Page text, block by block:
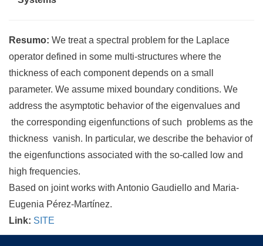
Resumo: We treat a spectral problem for the Laplace
operator defined in some multi-structures where the
thickness of each component depends on a small
parameter. We assume mixed boundary conditions. We
address the asymptotic behavior of the eigenvalues and
the corresponding eigenfunctions of such problems as the
thickness vanish. In particular, we describe the behavior of
the eigenfunctions associated with the so-called low and
high frequencies.
Based on joint works with Antonio Gaudiello and Maria-
Eugenia Pérez-Martínez.
Link: SITE